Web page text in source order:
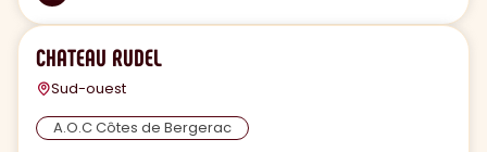
CHATEAU RUDEL
Sud-ouest
A.O.C Côtes de Bergerac